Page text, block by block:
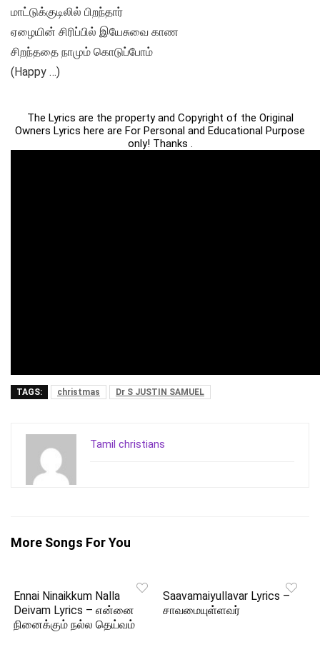
மாட்டுக்குடிலில் பிறந்தார்
ஏழையின் சிரிப்பில் இயேசுவை காண
சிறந்ததை நாமும் கொடுப்போம்
(Happy …)
The Lyrics are the property and Copyright of the Original
Owners Lyrics here are For Personal and Educational Purpose
only! Thanks .
TAGS: christmas Dr S JUSTIN SAMUEL
Tamil christians
More Songs For You
Ennai Ninaikkum Nalla
Deivam Lyrics – என்னை
நினைக்கும் நல்ல தெய்வம்
Saavamaiyullavar Lyrics –
சாவமையுள்ளவர்